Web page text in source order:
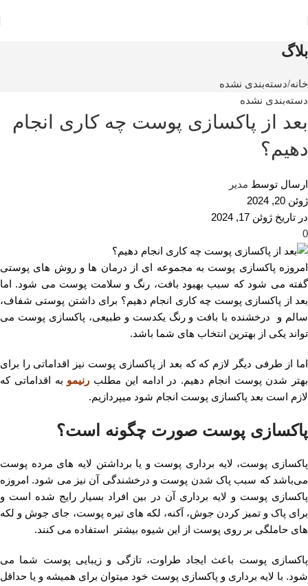
بلاگ
خانه دسته‌بندی نشده
دسته‌بندی نشده
بعد از پاکسازی پوست چه کاری انجام
دهیم؟
ارسال توسط مدیر
ژوئن 20, 2024
در تاریخ ژوئن 17, 2024
0
امروزه پاکسازی پوست به مجموعه ای از درمان ها و روش های پوستی
گفته می شود که سبب بهبود بافت، رنگ و سلامت پوست می شود. اما
بعد از پاکسازی پوست چه کاری انجام دهیم؟ برای داشتن پوستی شفاف،
سالم و درخشنده با بافت و رنگ یکدست و طبیعی، پاکسازی پوست می
تواند یکی از بهترین انتخاب های شما باشد.
اما از طرفی دیگر لازم که که بعد از پاکسازی پوست نیز اقداماتی را برای
بهتر شدن پوست انجام دهیم. در ادامه این مطلب رنیمو به اقداماتی که
لازم است بعد پاکسازی پوست انجام شود میپردازیم.
پاکسازی پوست صورت چگونه است؟
پاکسازی پوست، لایه برداری پوست و یا برداشتن لایه های مرده پوست
می‌باشد که سبب پاک شدن پوست و درخشندگی آن نیز می شود. امروزه
پاکسازی پوست و لایه برداری آن در بین افراد بسیار رایج شده است و
برای پاک و تمیز کردن جوش، آکنه، لکه های تیره پوست، جای جوش و لکه
های حاملگی بر روی پوست از این شیوه بیشتر استفاده می کنند.
پاکسازی پوست باعث ایجاد طراوت، تازگی و زیبایی پوست شما می
شود. با لایه برداری و پاکسازی پوست خود میتوان برای همیشه و یا حداقل